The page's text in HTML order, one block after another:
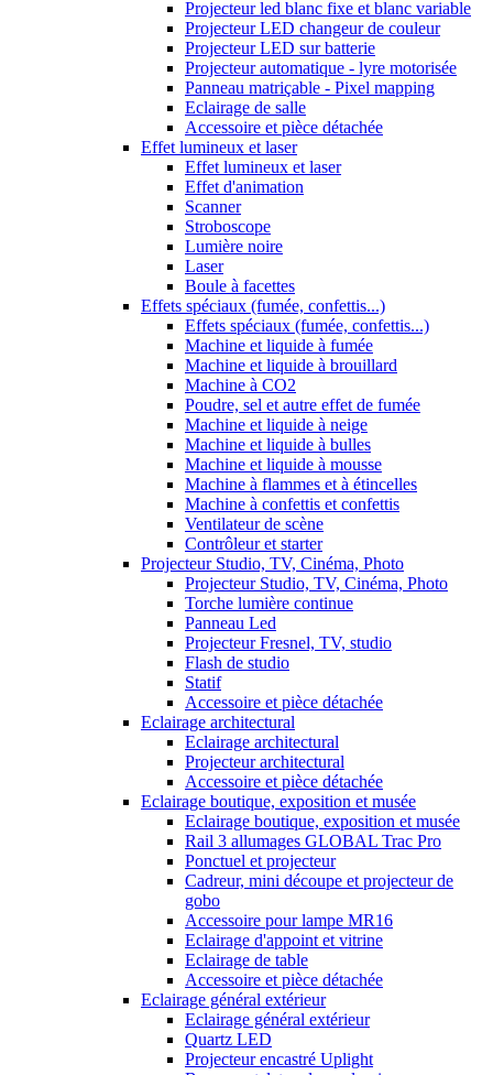
Projecteur led blanc fixe et blanc variable
Projecteur LED changeur de couleur
Projecteur LED sur batterie
Projecteur automatique - lyre motorisée
Panneau matriçable - Pixel mapping
Eclairage de salle
Accessoire et pièce détachée
Effet lumineux et laser
Effet lumineux et laser
Effet d'animation
Scanner
Stroboscope
Lumière noire
Laser
Boule à facettes
Effets spéciaux (fumée, confettis...)
Effets spéciaux (fumée, confettis...)
Machine et liquide à fumée
Machine et liquide à brouillard
Machine à CO2
Poudre, sel et autre effet de fumée
Machine et liquide à neige
Machine et liquide à bulles
Machine et liquide à mousse
Machine à flammes et à étincelles
Machine à confettis et confettis
Ventilateur de scène
Contrôleur et starter
Projecteur Studio, TV, Cinéma, Photo
Projecteur Studio, TV, Cinéma, Photo
Torche lumière continue
Panneau Led
Projecteur Fresnel, TV, studio
Flash de studio
Statif
Accessoire et pièce détachée
Eclairage architectural
Eclairage architectural
Projecteur architectural
Accessoire et pièce détachée
Eclairage boutique, exposition et musée
Eclairage boutique, exposition et musée
Rail 3 allumages GLOBAL Trac Pro
Ponctuel et projecteur
Cadreur, mini découpe et projecteur de
gobo
Accessoire pour lampe MR16
Eclairage d'appoint et vitrine
Eclairage de table
Accessoire et pièce détachée
Eclairage général extérieur
Eclairage général extérieur
Quartz LED
Projecteur encastré Uplight